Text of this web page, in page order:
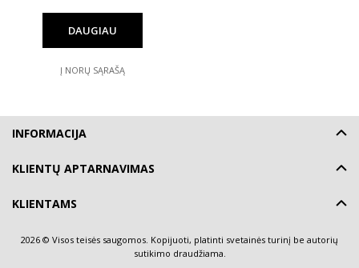
DAUGIAU
Į NORŲ SĄRAŠĄ
INFORMACIJA
KLIENTŲ APTARNAVIMAS
KLIENTAMS
2026 © Visos teisės saugomos. Kopijuoti, platinti svetainės turinį be autorių
sutikimo draudžiama.